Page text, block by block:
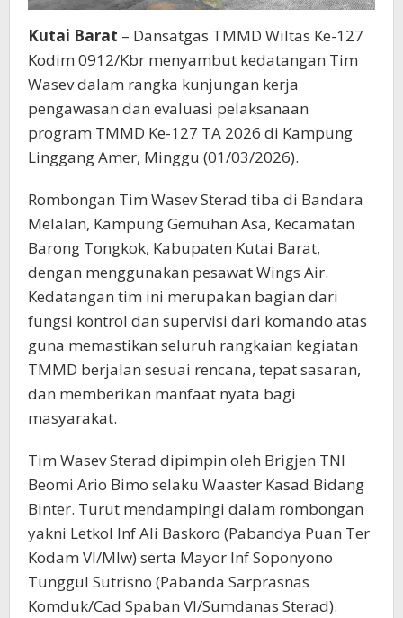
Kutai Barat – Dansatgas TMMD Wiltas Ke-127
Kodim 0912/Kbr menyambut kedatangan Tim
Wasev dalam rangka kunjungan kerja
pengawasan dan evaluasi pelaksanaan
program TMMD Ke-127 TA 2026 di Kampung
Linggang Amer, Minggu (01/03/2026).
Rombongan Tim Wasev Sterad tiba di Bandara
Melalan, Kampung Gemuhan Asa, Kecamatan
Barong Tongkok, Kabupaten Kutai Barat,
dengan menggunakan pesawat Wings Air.
Kedatangan tim ini merupakan bagian dari
fungsi kontrol dan supervisi dari komando atas
guna memastikan seluruh rangkaian kegiatan
TMMD berjalan sesuai rencana, tepat sasaran,
dan memberikan manfaat nyata bagi
masyarakat.
Tim Wasev Sterad dipimpin oleh Brigjen TNI
Beomi Ario Bimo selaku Waaster Kasad Bidang
Binter. Turut mendampingi dalam rombongan
yakni Letkol Inf Ali Baskoro (Pabandya Puan Ter
Kodam VI/Mlw) serta Mayor Inf Soponyono
Tunggul Sutrisno (Pabanda Sarprasnas
Komduk/Cad Spaban VI/Sumdanas Sterad).